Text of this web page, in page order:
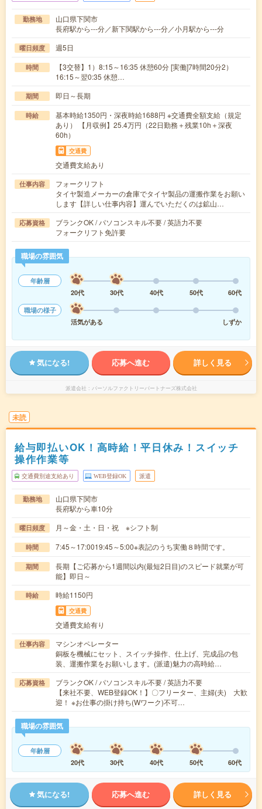
勤務地
山口県下関市
長府駅から---分／新下関駅から---分／小月駅から---分
曜日頻度 週5日
時間
【3交替】1）8:15～16:35 休憩60分 [実働]7時間20分2）
16:15～翌0:35 休憩…
期間 即日～長期
時給
基本時給1350円・深夜時給1688円 ※交通費全額支給（規定
あり） 【月収例】25.4万円（22日勤務＋残業10h＋深夜
60h）
交通費
交通費支給あり
仕事内容
フォークリフト
タイヤ製造メーカーの倉庫でタイヤ製品の運搬作業をお願い
します【詳しい仕事内容】運んでいただくのは鉱山…
応募資格
ブランクOK / パソコンスキル不要 / 英語力不要
フォークリフト免許要
職場の雰囲気
年齢層
20代
30代 40代 50代
60代
職場の様子
活気がある
しずか
気になる! 応募へ進む 詳しく見る
派遣会社 パーソルファクトリーパートナーズ株式会社
未読
給与即払いOK！高時給！平日休み！スイッチ
操作作業等
交通費別途支給あり WEB登録OK 派遣
勤務地
山口県下関市
長府駅から車10分
曜日頻度 月～金・土・日・祝 ※シフト制
時間 7:45～17:0019:45～5:00※表記のうち実働８時間です。
期間
長期【ご応募から1週間以内(最短2日目)のスピード就業が可
能】即日～
時給 時給1150円
交通費
交通費支給有り
仕事内容
マシンオペレーター
銅板を機械にセット、スイッチ操作、仕上げ、完成品の包
装、運搬作業をお願いします。(派遣)魅力の高時給…
応募資格
ブランクOK / パソコンスキル不要 / 英語力不要
【来社不要、WEB登録OK！】〇フリーター、主婦(夫) 大歓
迎！ ※お仕事の掛け持ち(Wワーク)不可…
職場の雰囲気
年齢層
20代
30代 40代 50代 60代
気になる! 応募へ進む 詳しく見る